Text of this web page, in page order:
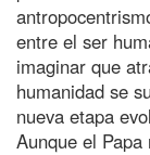
entre el ser
imaginar que
humanidad se
nueva etapa
Aunque el